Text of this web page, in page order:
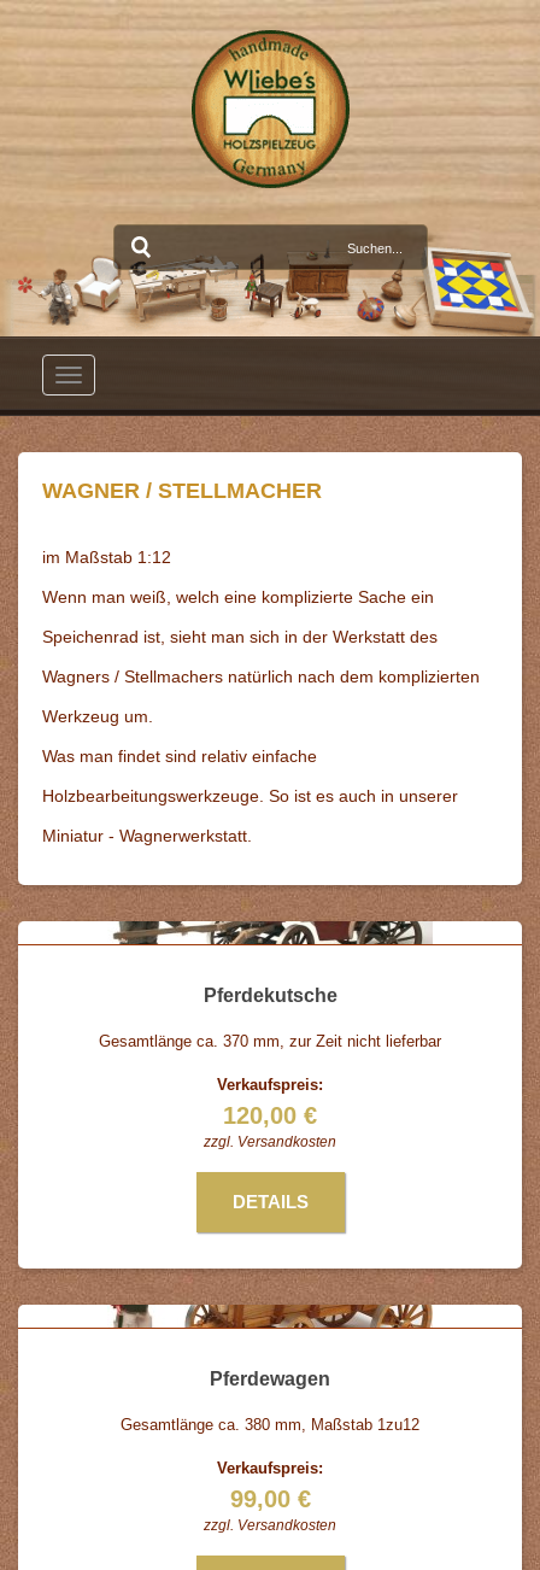
Toggle
WAGNER / STELLMACHER
im Maßstab 1:12
Wenn man weiß, welch eine komplizierte Sache ein
Speichenrad ist, sieht man sich in der Werkstatt des
Wagners / Stellmachers natürlich nach dem komplizierten
Werkzeug um.
Was man findet sind relativ einfache
Holzbearbeitungswerkzeuge. So ist es auch in unserer
Miniatur - Wagnerwerkstatt.
Pferdekutsche
Gesamtlänge ca. 370 mm, zur Zeit nicht lieferbar
Verkaufspreis:
120,00 €
zzgl. Versandkosten
DETAILS
Pferdewagen
Gesamtlänge ca. 380 mm, Maßstab 1zu12
Verkaufspreis:
99,00 €
zzgl. Versandkosten